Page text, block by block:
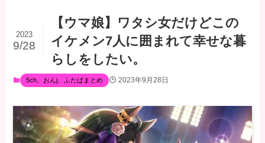
【ウマ娘】ワタシ女だけどこの
イケメン7人に囲まれて幸せな暮
らしをしたい。
2023
9/28
5ch、おんj、ふたばまとめ 2023年9月28日